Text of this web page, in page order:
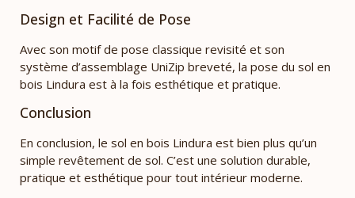
Design et Facilité de Pose
Avec son motif de pose classique revisité et son
système d’assemblage UniZip breveté, la pose du sol en
bois Lindura est à la fois esthétique et pratique.
Conclusion
En conclusion, le sol en bois Lindura est bien plus qu’un
simple revêtement de sol. C’est une solution durable,
pratique et esthétique pour tout intérieur moderne.